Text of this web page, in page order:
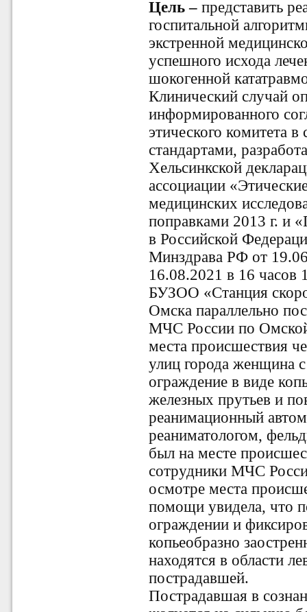
Цель –представить
госпитальной
экстренной
успешного исхода
шокогенной
Клинический случай
информированного
этического комитета в
стандартами,
Хельсинкской
ассоциации
медицинских
поправками 2013 г. и
в Российской
Минздрава РФ от
16.08.2021 в 16 часов
БУЗОО «Станция
Омска параллельно
МЧС России по Омской
места происшествия
улиц города женщина
ограждение в виде
железных прутьев и
реанимационный
реаниматологом,
был на месте
сотрудникиМЧС
осмотре места
помощи увидела, что
ограждении и
копьеобразно
находятся в области
пострадавшей.
Пострадавшая в